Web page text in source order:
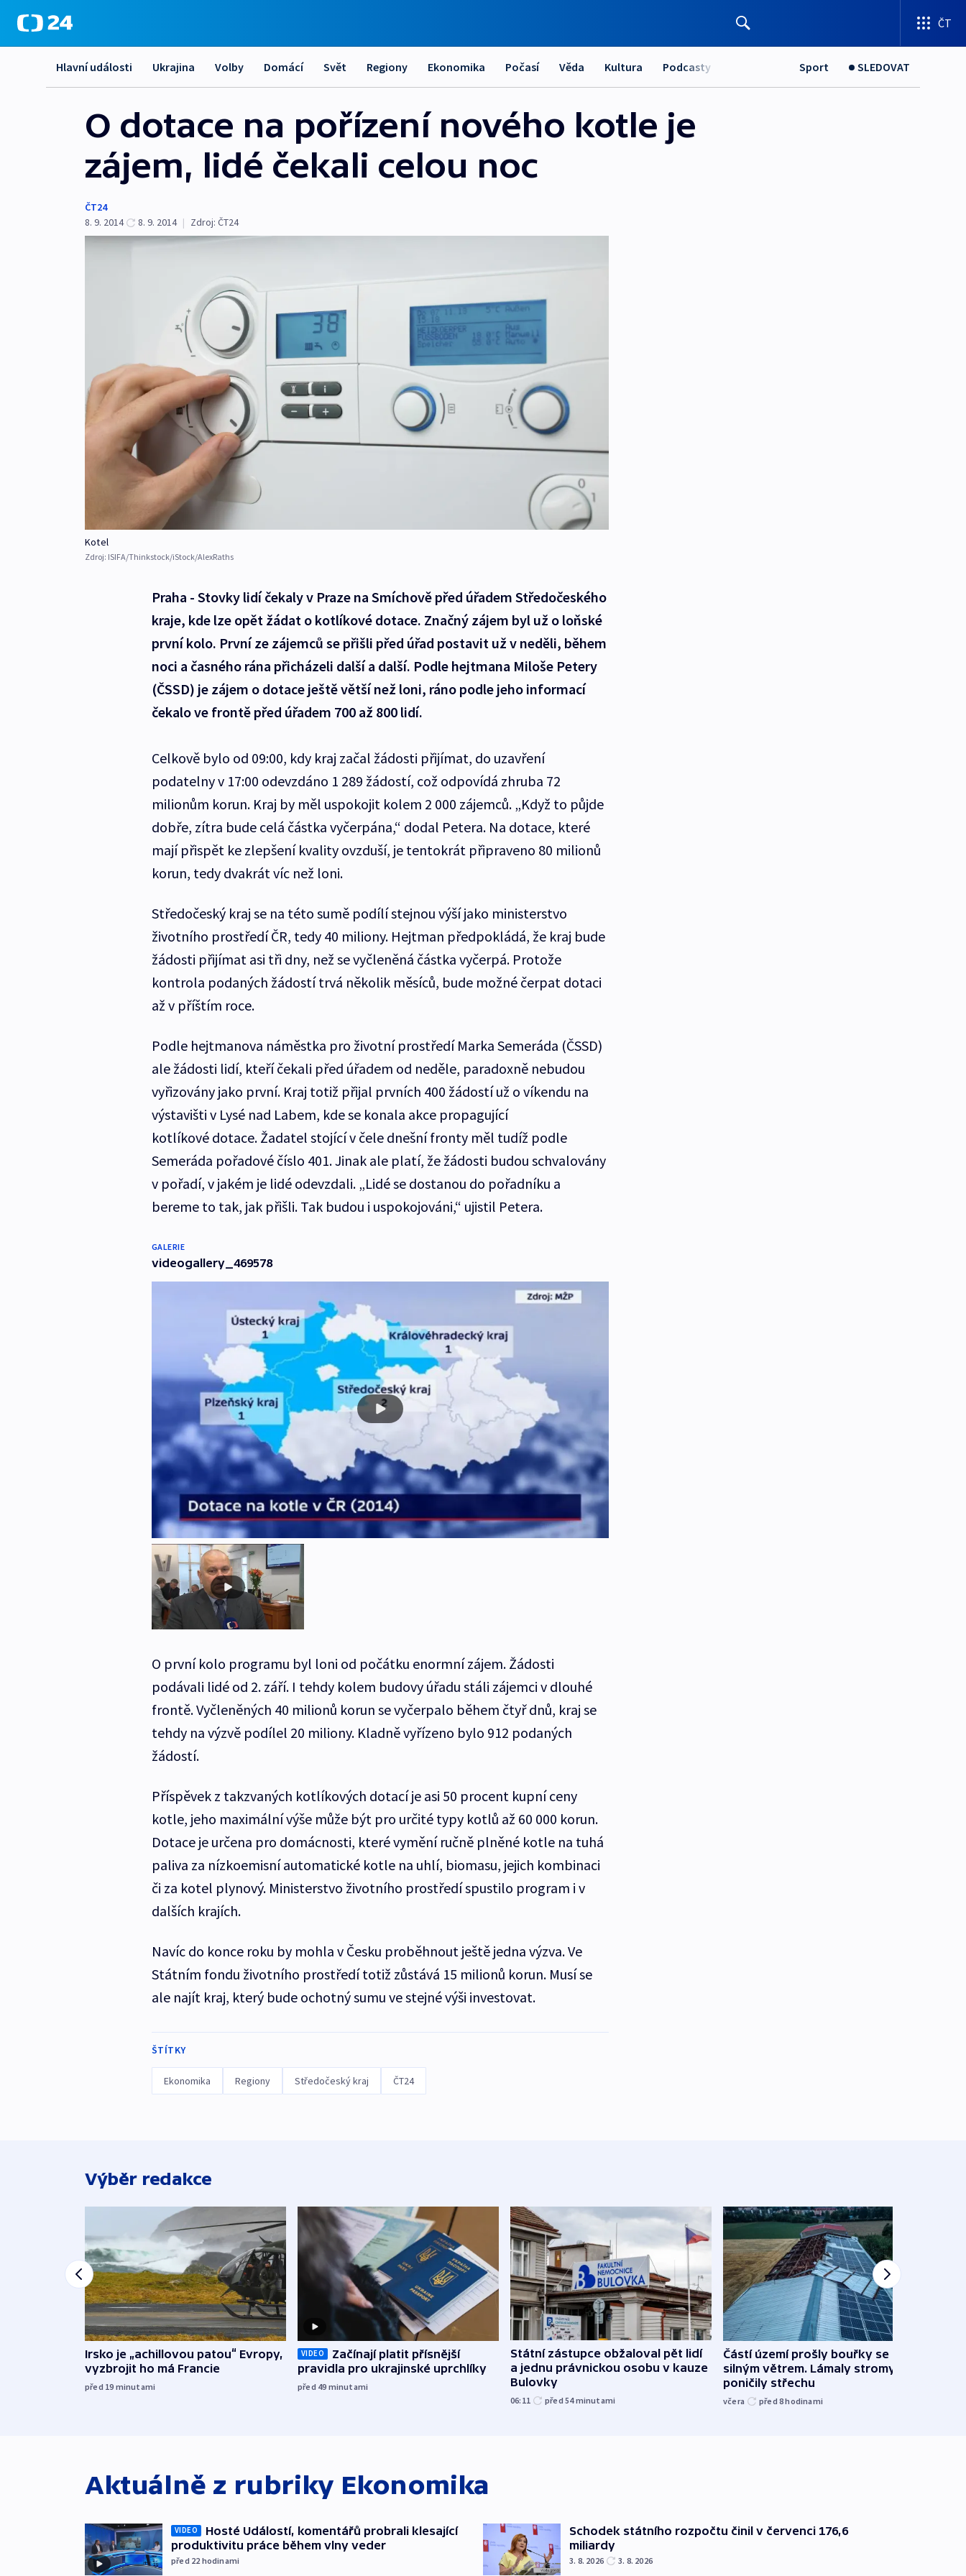
ČT
Hlavní události Ukrajina Volby Domácí Svět Regiony Ekonomika Počasí Věda Kultura Podcasty Sport SLEDOVAT
O dotace na pořízení nového kotle je
zájem, lidé čekali celou noc
ČT24
8. 9. 2014
8. 9. 2014 | Zdroj: ČT24
Kotel
Zdroj: ISIFA/Thinkstock/iStock/AlexRaths
Praha - Stovky lidí čekaly v Praze na Smíchově před úřadem Středočeského
kraje, kde lze opět žádat o kotlíkové dotace. Značný zájem byl už o loňské
první kolo. První ze zájemců se přišli před úřad postavit už v neděli, během
noci a časného rána přicházeli další a další. Podle hejtmana Miloše Petery
(ČSSD) je zájem o dotace ještě větší než loni, ráno podle jeho informací
čekalo ve frontě před úřadem 700 až 800 lidí.
Celkově bylo od 09:00, kdy kraj začal žádosti přijímat, do uzavření
podatelny v 17:00 odevzdáno 1 289 žádostí, což odpovídá zhruba 72
milionům korun. Kraj by měl uspokojit kolem 2 000 zájemců. „Když to půjde
dobře, zítra bude celá částka vyčerpána,“ dodal Petera. Na dotace, které
mají přispět ke zlepšení kvality ovzduší, je tentokrát připraveno 80 milionů
korun, tedy dvakrát víc než loni.
Středočeský kraj se na této sumě podílí stejnou výší jako ministerstvo
životního prostředí ČR, tedy 40 miliony. Hejtman předpokládá, že kraj bude
žádosti přijímat asi tři dny, než se vyčleněná částka vyčerpá. Protože
kontrola podaných žádostí trvá několik měsíců, bude možné čerpat dotaci
až v příštím roce.
Podle hejtmanova náměstka pro životní prostředí Marka Semeráda (ČSSD)
ale žádosti lidí, kteří čekali před úřadem od neděle, paradoxně nebudou
vyřizovány jako první. Kraj totiž přijal prvních 400 žádostí už o víkendu na
výstavišti v Lysé nad Labem, kde se konala akce propagující
kotlíkové dotace. Žadatel stojící v čele dnešní fronty měl tudíž podle
Semeráda pořadové číslo 401. Jinak ale platí, že žádosti budou schvalovány
v pořadí, v jakém je lidé odevzdali. „Lidé se dostanou do pořadníku a
bereme to tak, jak přišli. Tak budou i uspokojováni,“ ujistil Petera.
GALERIE
videogallery_469578
O první kolo programu byl loni od počátku enormní zájem. Žádosti
podávali lidé od 2. září. I tehdy kolem budovy úřadu stáli zájemci v dlouhé
frontě. Vyčleněných 40 milionů korun se vyčerpalo během čtyř dnů, kraj se
tehdy na výzvě podílel 20 miliony. Kladně vyřízeno bylo 912 podaných
žádostí.
Příspěvek z takzvaných kotlíkových dotací je asi 50 procent kupní ceny
kotle, jeho maximální výše může být pro určité typy kotlů až 60 000 korun.
Dotace je určena pro domácnosti, které vymění ručně plněné kotle na tuhá
paliva za nízkoemisní automatické kotle na uhlí, biomasu, jejich kombinaci
či za kotel plynový. Ministerstvo životního prostředí spustilo program i v
dalších krajích.
Navíc do konce roku by mohla v Česku proběhnout ještě jedna výzva. Ve
Státním fondu životního prostředí totiž zůstává 15 milionů korun. Musí se
ale najít kraj, který bude ochotný sumu ve stejné výši investovat.
ŠTÍTKY
Ekonomika Regiony Středočeský kraj ČT24
Výběr redakce
Irsko je „achillovou patou“ Evropy,
vyzbrojit ho má Francie
před 19 minutami
VIDEO
Začínají platit přísnější
pravidla pro ukrajinské uprchlíky
před 49 minutami
Státní zástupce obžaloval pět lidí
a jednu právnickou osobu v kauze
Bulovky
06:11 před 54minutami
Částí území prošly bouřky se
silným větrem. Lámaly stromy a
poničily střechu
včera před 8hodinami
Aktuálně z rubriky Ekonomika
VIDEO
Hosté Událostí, komentářů probrali klesající
produktivitu práce během vlny veder
před 22 hodinami
Schodek státního rozpočtu činil v červenci 176,6
miliardy
3. 8. 2026 3. 8. 2026